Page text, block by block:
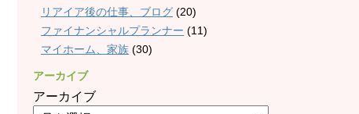
リアイア後の仕事、ブログ (20)
ファイナンシャルプランナー (11)
マイホーム、家族 (30)
アーカイブ
アーカイブ